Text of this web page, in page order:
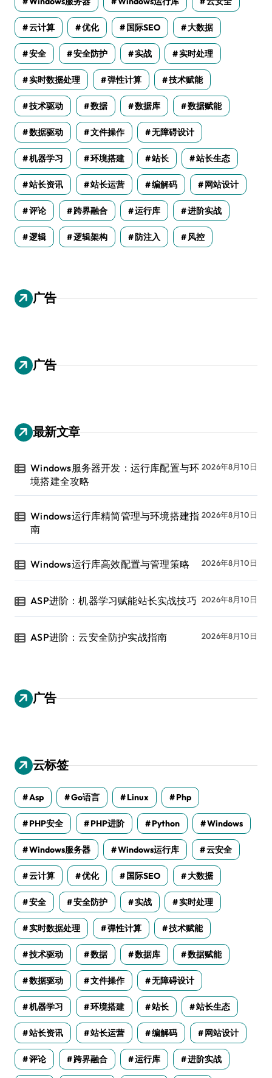
云计算 优化 国际SEO 大数据
安全 安全防护 实战 实时处理
实时数据处理 弹性计算 技术赋能
技术驱动 数据 数据库 数据赋能
数据驱动 文件操作 无障碍设计
机器学习 环境搭建 站长 站长生态
站长资讯 站长运营 编解码 网站设计
评论 跨界融合 运行库 进阶实战
逻辑 逻辑架构 防注入 风控
广告
广告
最新文章
Windows服务器开发：运行库配置与环
境搭建全攻略
2026年8月10日
Windows运行库精简管理与环境搭建指
南
2026年8月10日
Windows运行库高效配置与管理策略 2026年8月10日
ASP进阶：机器学习赋能站长实战技巧 2026年8月10日
ASP进阶：云安全防护实战指南 2026年8月10日
广告
云标签
Asp Go语言 Linux Php
PHP安全 PHP进阶 Python Windows
Windows服务器 Windows运行库 云安全
云计算 优化 国际SEO 大数据
安全 安全防护 实战 实时处理
实时数据处理 弹性计算 技术赋能
技术驱动 数据 数据库 数据赋能
数据驱动 文件操作 无障碍设计
机器学习 环境搭建 站长 站长生态
站长资讯 站长运营 编解码 网站设计
评论 跨界融合 运行库 进阶实战